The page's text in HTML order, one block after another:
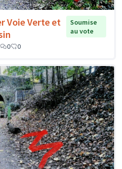
Voie Verte et
Soumise
au vote
0 0